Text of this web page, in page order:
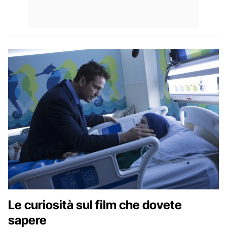
Le curiosità sul film che dovete
sapere